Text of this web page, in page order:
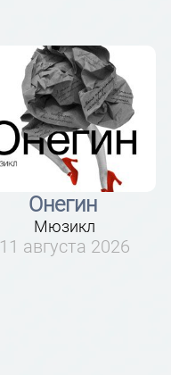
Старший сын
Драма
23 августа 2026